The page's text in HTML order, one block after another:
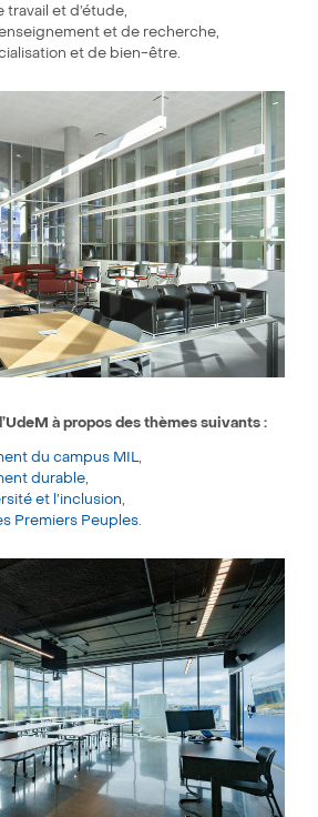
travail et d’étude,
et de recherche,
et de bien-être.
à propos des thèmes suivants :
du campus MIL,
durable,
et l’inclusion,
Premiers Peuples.